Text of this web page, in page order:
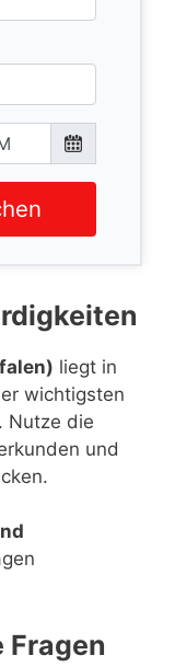
liegt in
wichtigsten
Nutze die
und
Fragen